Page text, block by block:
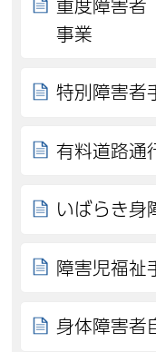
重度障害者
事業
特別障害者
有料道路通
いばらき身
障害児福祉
身体障害者